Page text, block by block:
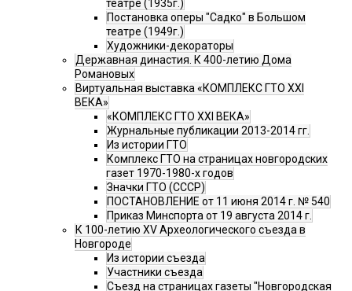
театре (1935г.)
Постановка оперы "Садко" в Большом
театре (1949г.)
Художники-декораторы
Державная династия. К 400-летию Дома
Романовых
Виртуальная выставка «КОМПЛЕКС ГТО XXI
ВЕКА»
«КОМПЛЕКС ГТО XXI ВЕКА»
Журнальные публикации 2013-2014 гг.
Из истории ГТО
Комплекс ГТО на страницах новгородских
газет 1970-1980-х годов
Значки ГТО (СССР)
ПОСТАНОВЛЕНИЕ от 11 июня 2014 г. № 540
Приказ Минспорта от 19 августа 2014 г.
К 100-летию XV Археологического съезда в
Новгороде
Из истории съезда
Участники съезда
Cъезд на страницах газеты "Новгородская